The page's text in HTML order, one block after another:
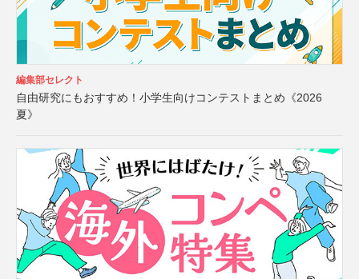
編集部セレクト
自由研究にもおすすめ！小学生向けコンテストまとめ《2026
夏》